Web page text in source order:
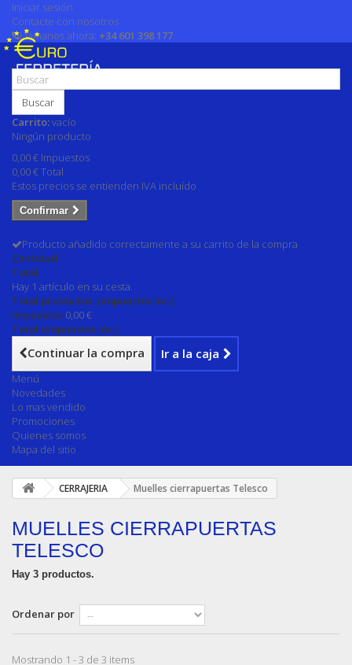
Iniciar sesión
Contacte con nosotros
Llámanos ahora: +34 601 398 177
Buscar
Carrito:vacío
Ningún producto
0,00 € Impuestos
0,00 €Total
Estos precios se entienden IVA incluído
Confirmar
Producto añadido correctamente a su carrito de la compra
Cantidad
Total
Hay 1 artículo en su cesta.
Total productos: (impuestos inc.)
Impuestos 0,00 €
Total (impuestos inc.)
Continuar la compra Ir a la caja
Menú
Novedades
Lo mas vendido
Promociones
Quienes somos
Mapa del sitio
CERRAJERIA Muelles cierrapuertas Telesco
MUELLES CIERRAPUERTAS
TELESCO
Hay 3 productos.
Ordenar por
Mostrando 1 - 3 de 3 items